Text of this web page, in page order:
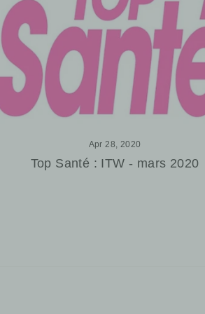
Apr 28, 2020
Top Santé : ITW - mars 2020